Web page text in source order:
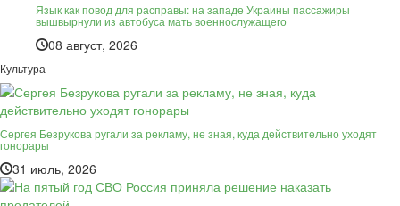
Язык как повод для расправы: на западе Украины пассажиры
вышвырнули из автобуса мать военнослужащего
08 август, 2026
Культура
Сергея Безрукова ругали за рекламу, не зная, куда действительно уходят
гонорары
31 июль, 2026